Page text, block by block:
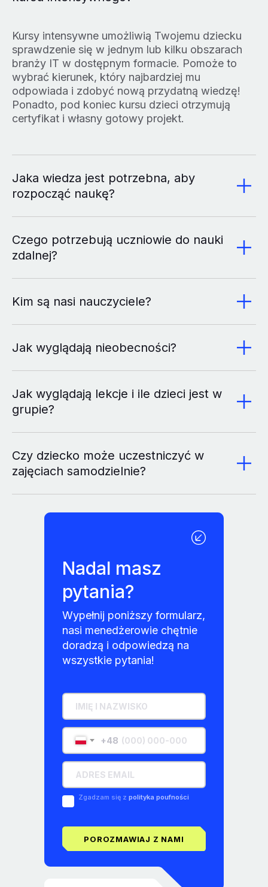
Kursy intensywne umożliwią Twojemu dziecku
sprawdzenie się w jednym lub kilku obszarach
branży IT w dostępnym formacie. Pomoże to
wybrać kierunek, który najbardziej mu
odpowiada i zdobyć nową przydatną wiedzę!
Ponadto, pod koniec kursu dzieci otrzymują
certyfikat i własny gotowy projekt.
Jaka wiedza jest potrzebna, aby
rozpocząć naukę?
Czego potrzebują uczniowie do nauki
zdalnej?
Kim są nasi nauczyciele?
Jak wyglądają nieobecności?
Jak wyglądają lekcje i ile dzieci jest w
grupie?
Czy dziecko może uczestniczyć w
zajęciach samodzielnie?
Nadal masz
pytania?
+48
Zgadzam się z polityka poufności
POROZMAWIAJ Z NAMI
Wypełnij poniższy formularz,
nasi menedżerowie chętnie
doradzą i odpowiedzą na
wszystkie pytania!